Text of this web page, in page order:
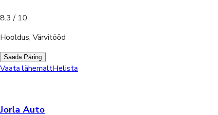
8.3 / 10
Hooldus, Värvitööd
Saada Päring
Vaata lähemaltHelista
Jorla Auto